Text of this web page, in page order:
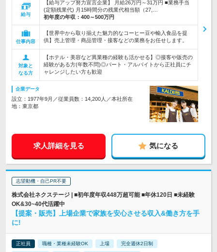
給与
【給与アップ努力宣言企業】 月給26万円～31万円 ■業務手当
(定額残業代) 月15時間分の残業代相当額（27,…
初年度の年収： 400～500万円
仕事内容
【世界中から取り揃えた魅力的なコーヒー豆や輸入食品を提
供】売上管理・商品管理・接客などの業務をお任せします。
対象と
なる方
【ホテル・美容など異業種の経験も活かせる】◎接客や販売の
経験がある方(年数不問)◎パート・アルバイトから正社員にチ
ャレンジしたい方も歓迎
企業データ
設立：1977年9月／従業員数：14,200人／本社所在
地：東京都
求人詳細を見る 気になる
志望動機・自己PR不要
株式会社ネクステージ | ■初年度年収448万超可能 ■年休120日 ■未経験
OK&30~40代活躍中
【提案・販売】上場企業で家族を安心させる収入&働き方を手
に!
正社員 職種・業種未経験OK 上場 完全週休2日制